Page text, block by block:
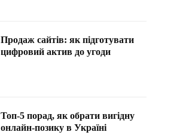
Продаж сайтів: як підготувати
цифровий актив до угоди
Топ-5 порад, як обрати вигідну
онлайн-позику в Україні